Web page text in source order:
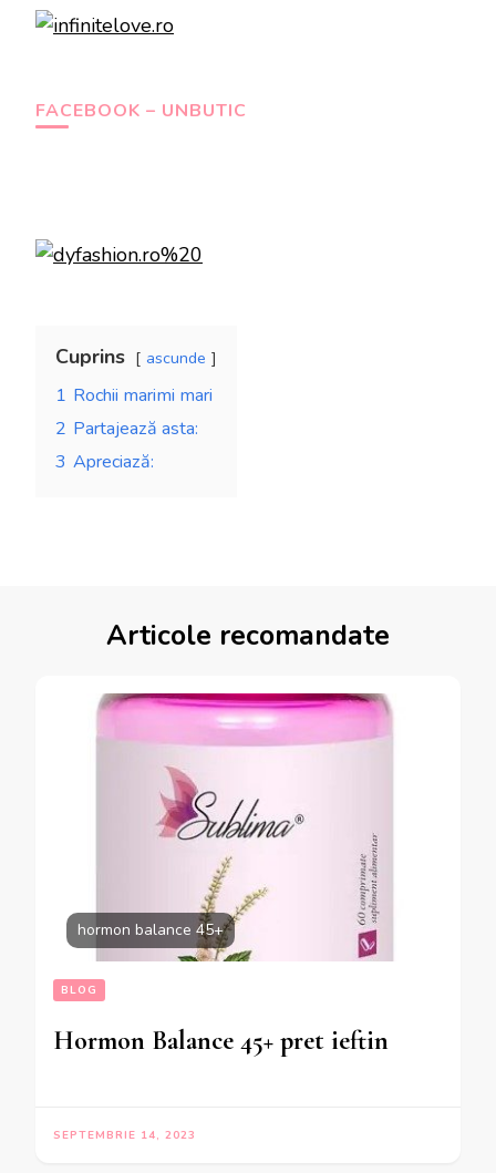
FACEBOOK – UNBUTIC
Cuprins ascunde
1 Rochii marimi mari
2 Partajează asta:
3 Apreciază:
Articole recomandate
hormon balance 45+
BLOG
Hormon Balance 45+ pret ieftin
SEPTEMBRIE 14, 2023